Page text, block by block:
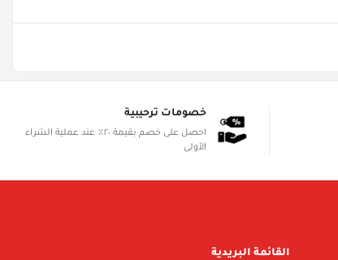
خصومات ترحيبية
احصل على خصم بقيمة ٢٠٪ عند عملية الشراء
الأولى
القائمة البريدية